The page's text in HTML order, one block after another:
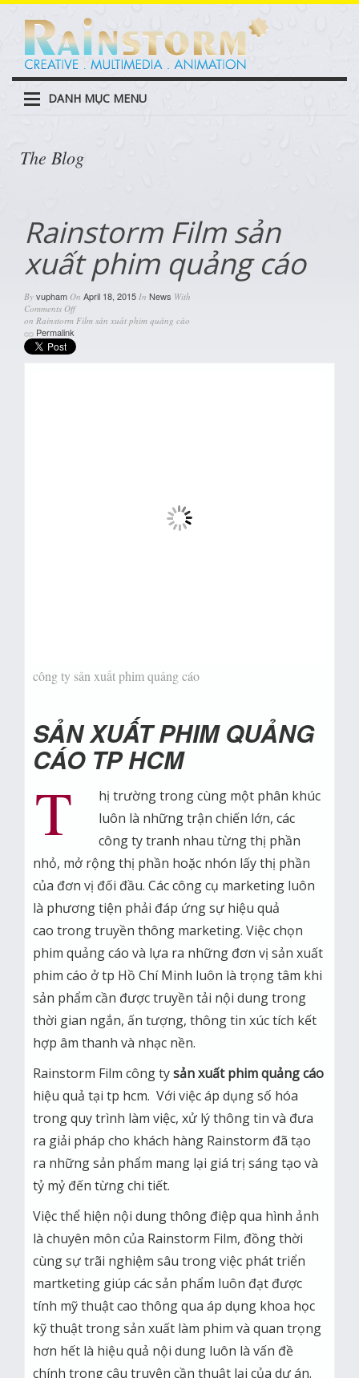
DANH MỤC MENU
The Blog
Rainstorm Film sản
xuất phim quảng cáo
By vupham On April 18, 2015 In News With
Comments Off
on Rainstorm Film sản xuất phim quảng cáo
Permalink
công ty sản xuất phim quảng cáo
SẢN XUẤT PHIM QUẢNG
CÁO TP HCM
T
hị trường trong cùng một phân khúc
luôn là những trận chiến lớn, các
công ty tranh nhau từng thị phần
nhỏ, mở rộng thị phần hoặc nhón lấy thị phần
của đơn vị đối đầu. Các công cụ marketing luôn
là phương tiện phải đáp ứng sự hiệu quả
cao trong truyền thông marketing. Việc chọn
phim quảng cáo và lựa ra những đơn vị sản xuất
phim cáo ở tp Hồ Chí Minh luôn là trọng tâm khi
sản phẩm cần được truyền tải nội dung trong
thời gian ngắn, ấn tượng, thông tin xúc tích kết
hợp âm thanh và nhạc nền.
Rainstorm Film công tysản xuất phim quảng cáo
hiệu quả tại tp hcm. Với việc áp dụng số hóa
trong quy trình làm việc, xử lý thông tin và đưa
ra giải pháp cho khách hàng Rainstorm đã tạo
ra những sản phẩm mang lại giá trị sáng tạo và
tỷ mỷ đến từng chi tiết.
Việc thể hiện nội dung thông điệp qua hình ảnh
là chuyên môn của Rainstorm Film, đồng thời
cùng sự trãi nghiệm sâu trong việc phát triển
martketing giúp các sản phẩm luôn đạt được
tính mỹ thuật cao thông qua áp dụng khoa học
kỹ thuật trong sản xuất làm phim và quan trọng
hơn hết là hiệu quả nội dung luôn là vấn đề
chính trong câu truyện cần thuật lại của dự án.